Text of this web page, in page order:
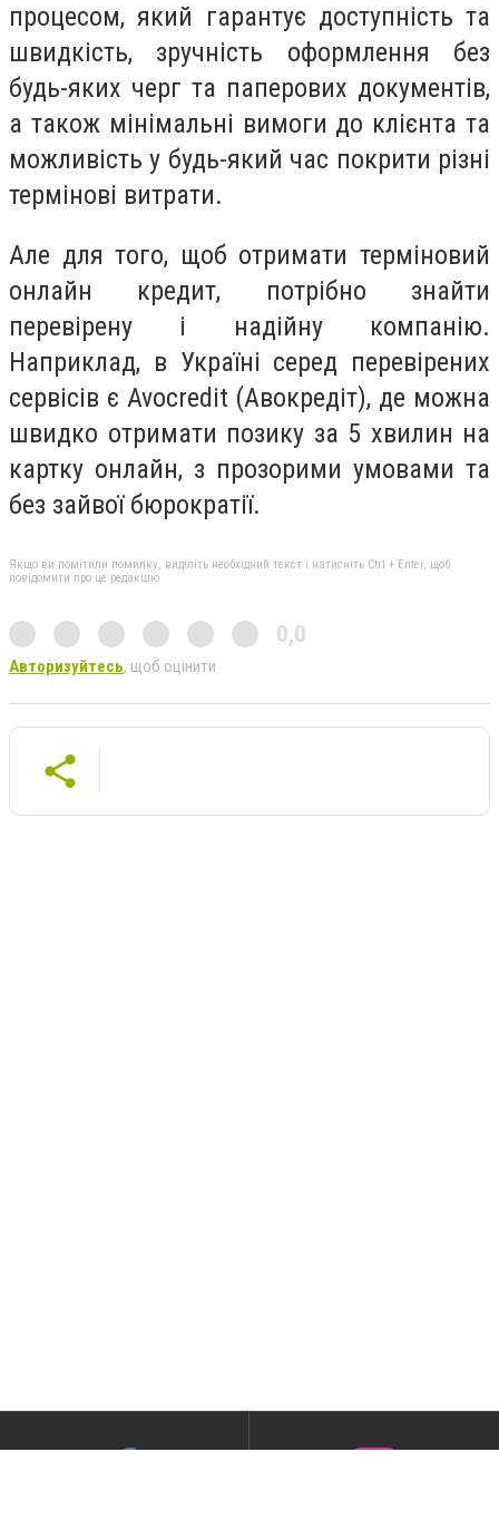
процесом, який гарантує доступність та
швидкість, зручність оформлення без
будь-яких черг та паперових документів,
а також мінімальні вимоги до клієнта та
можливість у будь-який час покрити різні
термінові витрати.
Але для того, щоб отримати терміновий
онлайн кредит, потрібно знайти
перевірену і надійну компанію.
Наприклад, в Україні серед перевірених
сервісів є Avocredit (Авокредіт), де можна
швидко отримати позику за 5 хвилин на
картку онлайн, з прозорими умовами та
без зайвої бюрократії.
Якщо ви помітили помилку, виділіть необхідний текст і натисніть Ctrl + Enter, щоб
повідомити про це редакцію
0,0
Авторизуйтесь, щоб оцінити